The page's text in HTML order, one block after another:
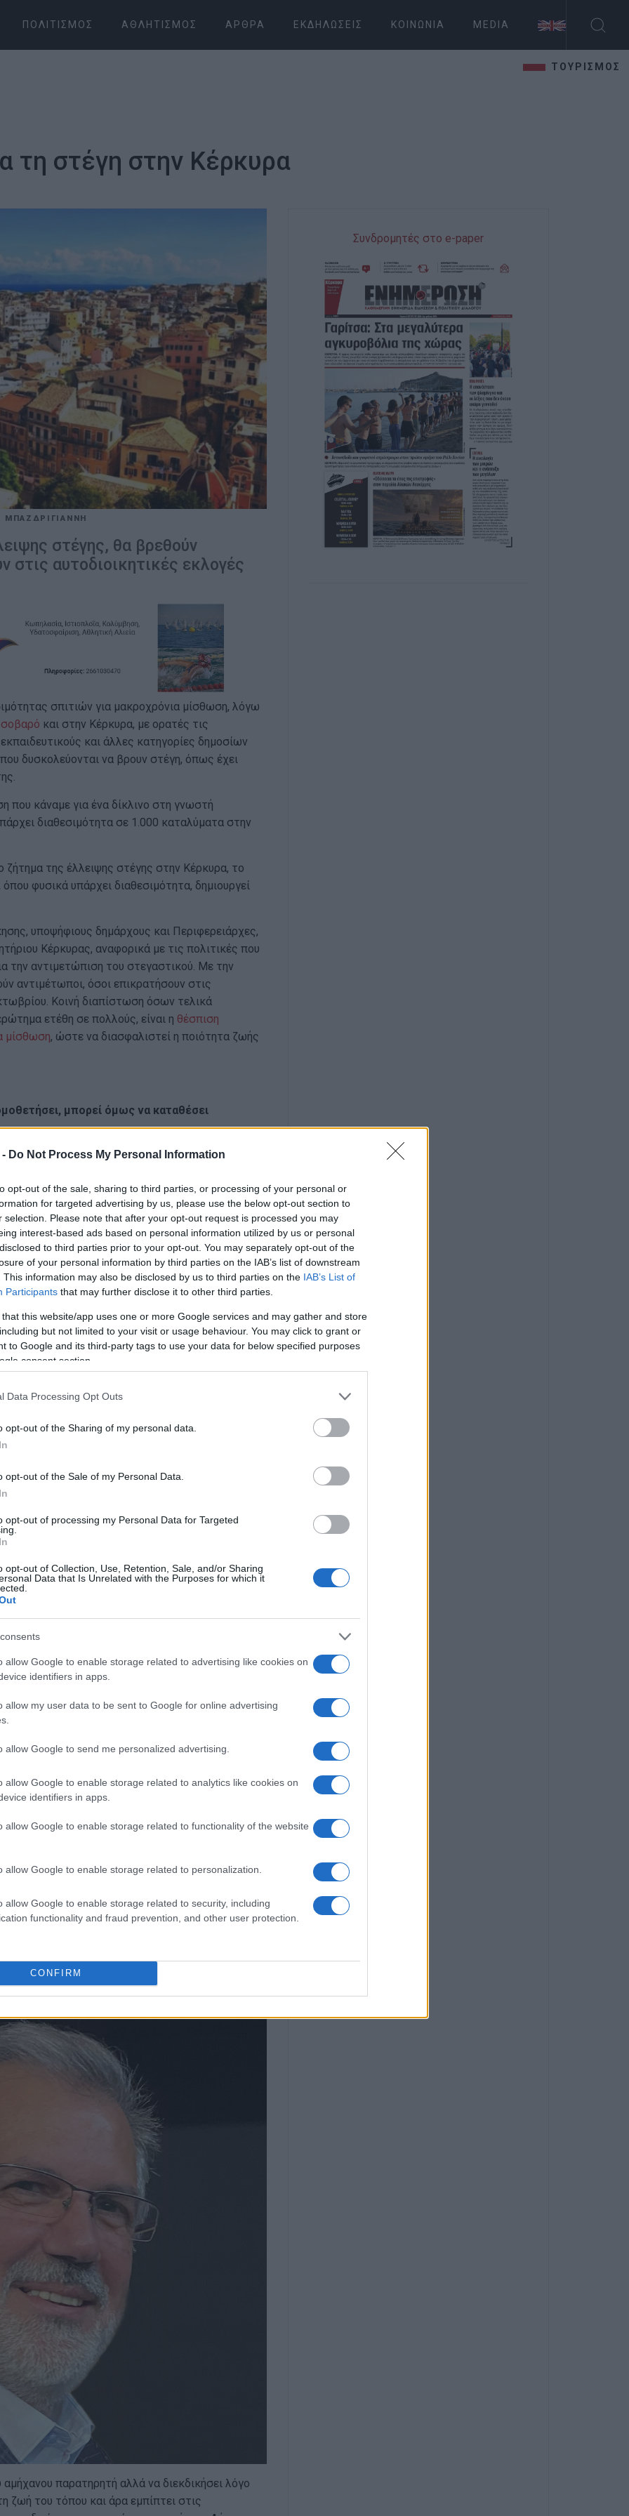
Do Not Process My Personal Information
opt-out of the sale, sharing to third parties, or processing of your personal or
for targeted advertising by us, please use the below opt-out section to
selection. Please note that after your opt-out request is processed you may
interest-based ads based on personal information utilized by us or personal
to third parties prior to your opt-out. You may separately opt-out of the
of your personal information by third parties on the IAB’s list of downstream
This information may also be disclosed by us to third parties on the IAB’s List of
Participants that may further disclose it to other third parties.
that this website/app uses one or more Google services and may gather and store
but not limited to your visit or usage behaviour. You may click to grant or
to Google and its third-party tags to use your data for below specified purposes
consent section.
Data Processing Opt Outs
opt-out of the Sharing of my personal data.
opt-out of the Sale of my Personal Data.
opt-out of processing my Personal Data for Targeted
opt-out of Collection, Use, Retention, Sale, and/or Sharing
Data that Is Unrelated with the Purposes for which it
allow Google to enable storage related to advertising like cookies on
identifiers in apps.
allow my user data to be sent to Google for online advertising
allow Google to send me personalized advertising.
allow Google to enable storage related to analytics like cookies on
identifiers in apps.
allow Google to enable storage related to functionality of the website
allow Google to enable storage related to personalization.
allow Google to enable storage related to security, including
functionality and fraud prevention, and other user protection.
CONFIRM
ΠΟΛΙΤΙΣΜΌΣ ΑΘΛΗΤΙΣΜΌΣ ΆΡΘΡΑ ΕΚΔΗΛΏΣΕΙΣ ΚΟΙΝΩΝΊΑ MEDIA
ΤΟΥΡΙΣΜΟΣ
τη στέγη στην Κέρκυρα
ΜΠΑΖΔΡΙΓΙΑΝΝΗ
στέγης, θα βρεθούν
στις αυτοδιοικητικές εκλογές
σπιτιών για μακροχρόνια μίσθωση, λόγω
σοβαρό και στην Κέρκυρα, με ορατές τις
και άλλες κατηγορίες δημοσίων
δυσκολεύονται να βρουν στέγη, όπως έχει
που κάναμε για ένα δίκλινο στη γνωστή
διαθεσιμότητα σε 1.000 καταλύματα στην
της έλλειψης στέγης στην Κέρκυρα, το
φυσικά υπάρχει διαθεσιμότητα, δημιουργεί
υποψήφιους δημάρχους και Περιφερειάρχες,
Κέρκυρας, αναφορικά με τις πολιτικές που
την αντιμετώπιση του στεγαστικού. Με την
αντιμέτωποι, όσοι επικρατήσουν στις
Κοινή διαπίστωση όσων τελικά
ετέθη σε πολλούς, είναι η θέσπιση
μίσθωση, ώστε να διασφαλιστεί η ποιότητα ζωής
μπορεί όμως να καταθέσει
ζήτημα, η Δήμαρχος Κ. Κέρκυρας και Διαποντίων
να το προσεγγίσουμε με λογική,
πρέπει να μετατρέπεται σε πεδίο κομματικής
μπορεί όμως να καταθέσει προτάσεις για να
της δημοτικής αρχής προβλέπει τέσσερα
Κοινωνική Αντιπαροχή με την αξιοποίηση όλων
των απαιτούμενων πόρων για τους Δήμους,
εκπαιδευτικούς που υπηρετούν στα όρια του
και ενεργειακή αναβάθμιση ακινήτων, με
για μακροχρόνια μίσθωση
ή χαμηλότοκων στεγαστικών δανείων για τους
με εισοδηματικά κριτήρια
με ρεαλιστικές, συνθετικές προτάσεις. Κάποια
να αποτελούν πεδίο σύγκρουσης και
για τους συνανθρώπους μας. Πιστεύω στη
Αυτός είναι ο δρόμος που οδηγεί στη
κ. Υδραίου.
λόγο και ρόλο στην υπόθεση
παρατηρητή αλλά να διεκδικήσει λόγο
ζωή του τόπου και άρα εμπίπτει στις
Συνδρομητές στο e-paper